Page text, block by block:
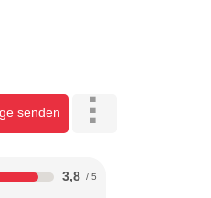
senden
3,8